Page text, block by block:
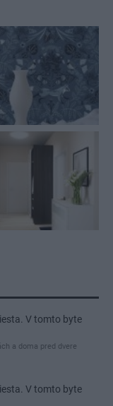
V tomto byte
a doma pred dvere
V tomto byte